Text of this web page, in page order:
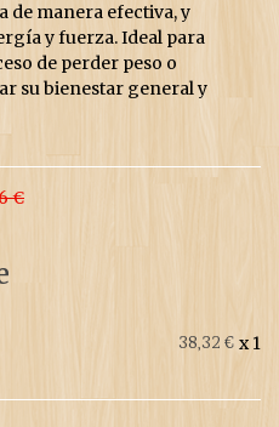
de manera efectiva, y
y fuerza. Ideal para
de perder peso o
su bienestar general y
€
38,32 € x 1